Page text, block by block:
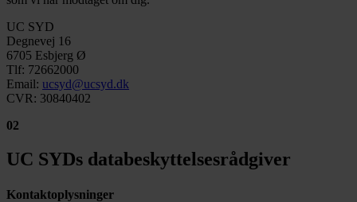
UC SYD
Degnevej 16
6705 Esbjerg Ø
Tlf: 72662000
Email: ucsyd@ucsyd.dk
CVR: 30840402
02
UC SYDs databeskyttelsesrådgiver
Kontaktoplysninger